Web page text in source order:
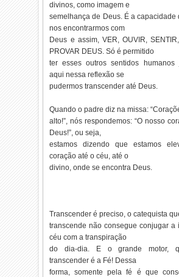
divinos, como imagem e
semelhança de Deus. É a capacidade
nos encontrarmos com
Deus e assim, VER, OUVIR,
PROVAR DEUS. Só é permitido
ter esses outros sentidos humanos
aqui nessa reflexão se
pudermos transcender até Deus.
Quando o padre diz na missa:
alto!”, nós respondemos: “O nosso
Deus!”, ou seja,
estamos dizendo que estamos
coração até o céu, até o
divino, onde se encontra Deus.
Transcender é preciso, o catequista
transcende não consegue conjugar a
céu com a transpiração
do dia-dia. E o grande motor,
transcender é a Fé! Dessa
forma, somente pela fé é que